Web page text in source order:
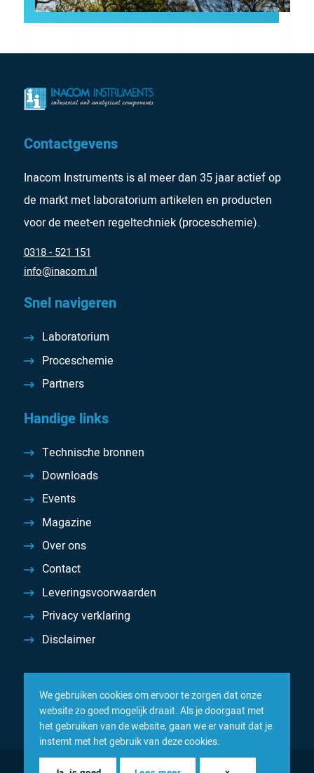
Contactgevens
Inacom Instruments is al meer dan 35 jaar actief op
de markt met laboratorium artikelen en producten
voor de meet-en regeltechniek (proceschemie).
0318 - 521 151
info@inacom.nl
Snel navigeren
Laboratorium
Proceschemie
Partners
Handige links
Technische bronnen
Downloads
Events
Magazine
Over ons
Contact
Leveringsvoorwaarden
Privacy verklaring
Disclaimer
© 2026 Inacom — Sterk in spareparts, consumables en
We gebruiken cookies om ervoor te zorgen dat onze
website zo goed mogelijk draait. Als je doorgaat met
het gebruiken van de website, gaan we er vanuit dat je
instemt met het gebruik van deze cookies.